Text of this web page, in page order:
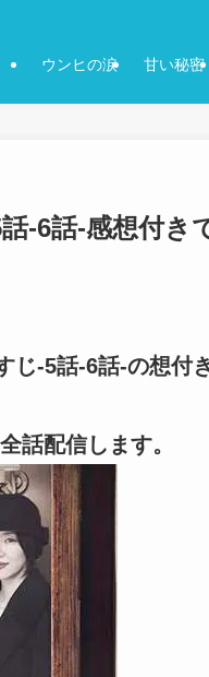
ウンヒの涙 甘い秘密
-6話-感想付き
じ-5話-6話-の想付
話配信します。